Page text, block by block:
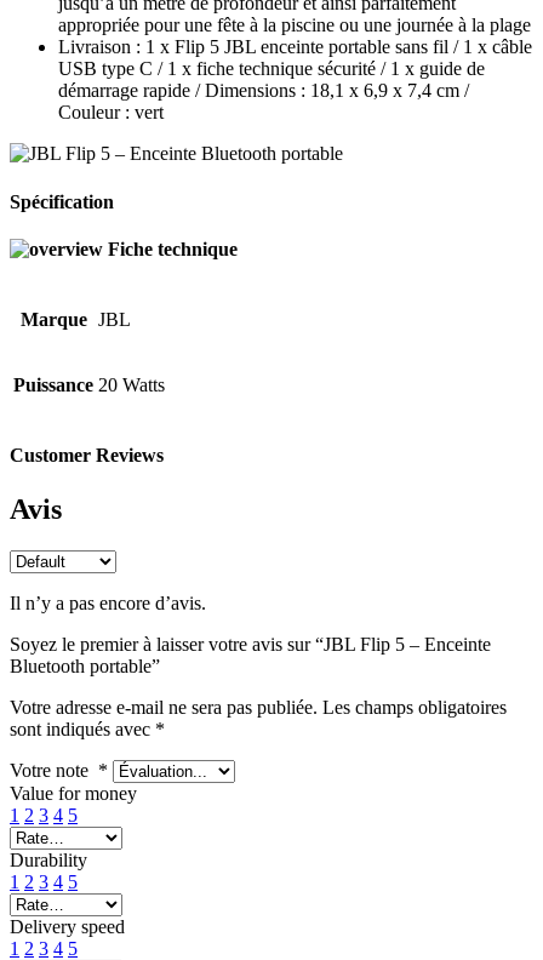
appropriée pour une fête à la piscine ou une journée à la plage
Livraison : 1 x Flip 5 JBL enceinte portable sans fil / 1 x câble
USB type C / 1 x fiche technique sécurité / 1 x guide de
démarrage rapide / Dimensions : 18,1 x 6,9 x 7,4 cm /
Couleur : vert
Spécification
Fiche technique
Marque JBL
Puissance ‎20 Watts
Customer Reviews
Avis
Il n’y a pas encore d’avis.
Soyez le premier à laisser votre avis sur “JBL Flip 5 – Enceinte
Bluetooth portable”
Votre adresse e-mail ne sera pas publiée. Les champs obligatoires
sont indiqués avec *
Votre note *
Value for money
1 2 3 4 5
Durability
1 2 3 4 5
Delivery speed
1 2 3 4 5